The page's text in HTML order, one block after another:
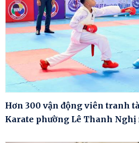
Hơn 300 vận động viên tranh
Karate phường Lê Thanh Nghị